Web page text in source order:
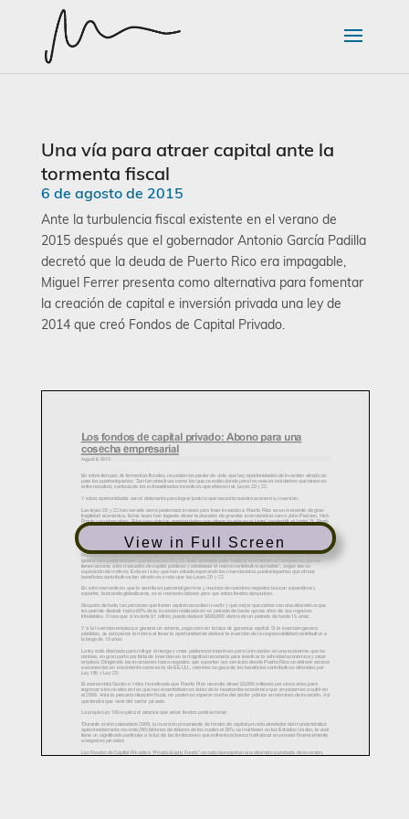
View in Full Screen
Una vía para atraer capital ante la
tormenta fiscal
6 de agosto de 2015
Ante la turbulencia fiscal existente en el verano de
2015 después que el gobernador Antonio García Padilla
decretó que la deuda de Puerto Rico era impagable,
Miguel Ferrer presenta como alternativa para fomentar
la creación de capital e inversión privada una ley de
2014 que creó Fondos de Capital Privado.